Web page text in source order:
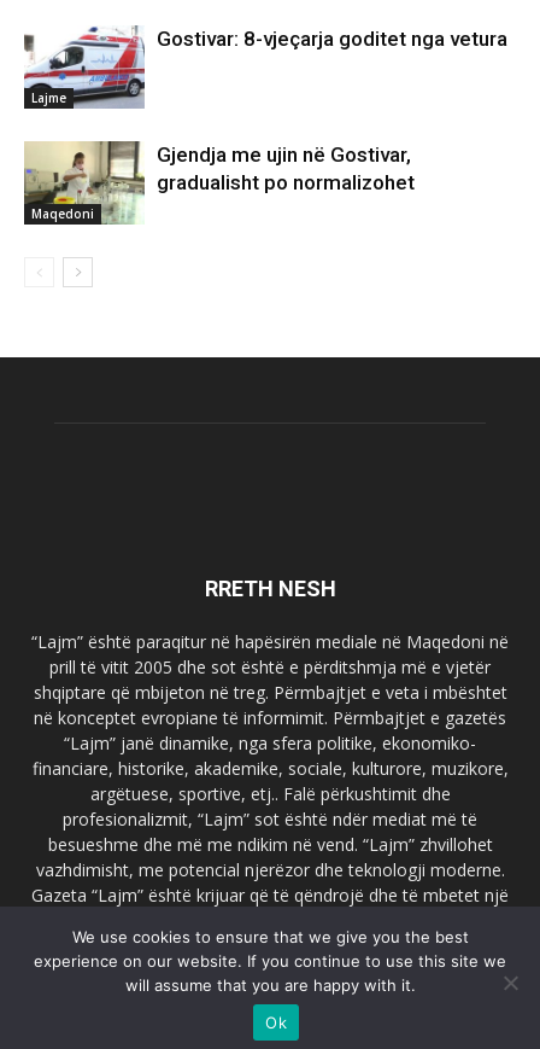
Lajme
Gostivar: 8-vjeçarja goditet nga vetura
Maqedoni
Gjendja me ujin në Gostivar,
gradualisht po normalizohet
RRETH NESH
“Lajm” është paraqitur në hapësirën mediale në Maqedoni në
prill të vitit 2005 dhe sot është e përditshmja më e vjetër
shqiptare që mbijeton në treg. Përmbajtjet e veta i mbështet
në konceptet evropiane të informimit. Përmbajtjet e gazetës
“Lajm” janë dinamike, nga sfera politike, ekonomiko-
financiare, historike, akademike, sociale, kulturore, muzikore,
argëtuese, sportive, etj.. Falë përkushtimit dhe
profesionalizmit, “Lajm” sot është ndër mediat më të
besueshme dhe më me ndikim në vend. “Lajm” zhvillohet
vazhdimisht, me potencial njerëzor dhe teknologji moderne.
Gazeta “Lajm” është krijuar që të qëndrojë dhe të mbetet një
faqja zyrtare e gazetës “Lajm”, www.lajmpress.org është një
ndër portalet më të njohur në Maqedoni.
lajm.sk@gmail.com
We use cookies to ensure that we give you the best
experience on our website. If you continue to use this site we
will assume that you are happy with it.
Ok